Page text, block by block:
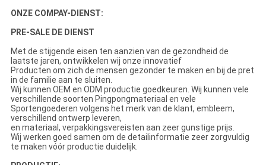
ONZE COMPAY-DIENST:
PRE-SALE DE DIENST
Met de stijgende eisen ten aanzien van de gezondheid de
laatste jaren, ontwikkelen wij onze innovatief
Producten om zich de mensen gezonder te maken en bij de pret
in de familie aan te sluiten.
Wij kunnen OEM en ODM productie goedkeuren. Wij kunnen vele
verschillende soorten Pingpongmateriaal en vele
Sportengoederen volgens het merk van de klant, embleem,
verschillend ontwerp leveren,
en materiaal, verpakkingsvereisten aan zeer gunstige prijs.
Wij werken goed samen om de detailinformatie zeer zorgvuldig
te maken vóór productie duidelijk.